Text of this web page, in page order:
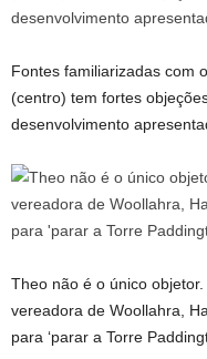
Fontes familiarizadas com
(centro) tem fortes
desenvolvimento
Theo não é o único
vereadora de Woollahra,
para ‘parar a Torre